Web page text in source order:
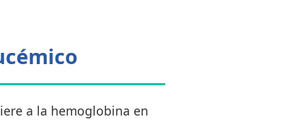
a la hemoglobina en